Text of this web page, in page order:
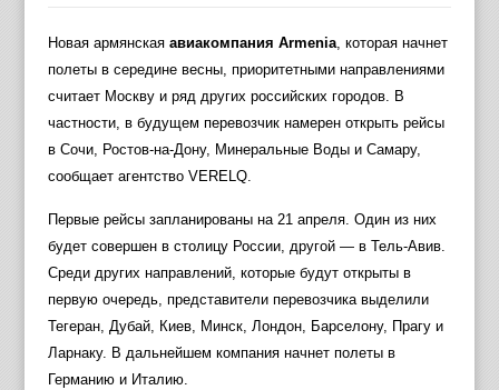
Новая армянская авиакомпания Armenia, которая начнет
полеты в середине весны, приоритетными направлениями
считает Москву и ряд других российских городов. В
частности, в будущем перевозчик намерен открыть рейсы
в Сочи, Ростов-на-Дону, Минеральные Воды и Самару,
сообщает агентство VERELQ.
Первые рейсы запланированы на 21 апреля. Один из них
будет совершен в столицу России, другой — в Тель-Авив.
Среди других направлений, которые будут открыты в
первую очередь, представители перевозчика выделили
Тегеран, Дубай, Киев, Минск, Лондон, Барселону, Прагу и
Ларнаку. В дальнейшем компания начнет полеты в
Германию и Италию.